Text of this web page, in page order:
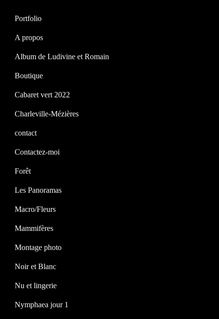
Portfolio
A propos
Album de Ludivine et Romain
Boutique
Cabaret vert 2022
Charleville-Mézières
contact
Contactez-moi
Forêt
Les Panoramas
Macro/Fleurs
Mammifères
Montage photo
Noir et Blanc
Nu et lingerie
Nymphaea jour 1